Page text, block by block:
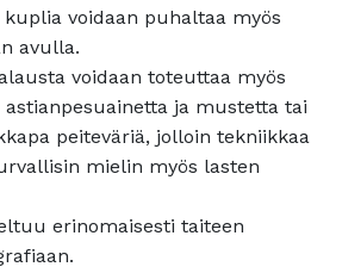
voidaan puhaltaa myös
avulla.
voidaan toteuttaa myös
ja mustetta tai
peiteväriä, jolloin tekniikkaa
mielin myös lasten
erinomaisesti taiteen